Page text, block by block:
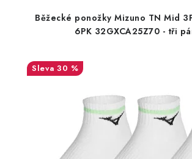
Běžecké ponožky Mizuno TN Mid
6PK 32GXCA25Z70 - tři
30 %